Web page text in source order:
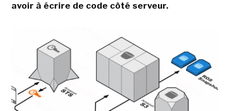
avoir à écrire de code côté serveur.